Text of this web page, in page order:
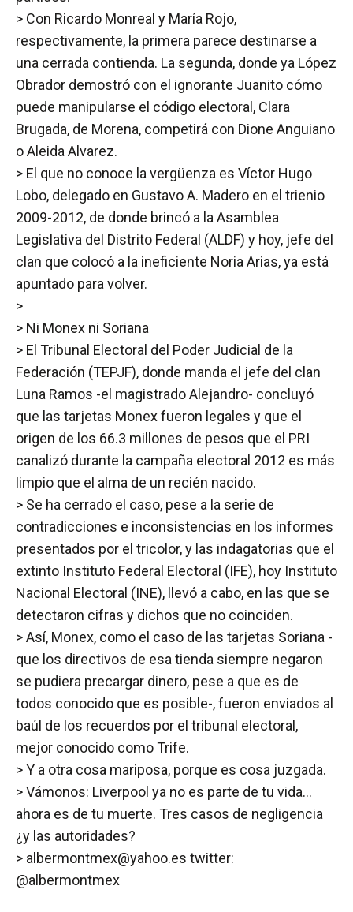
> Con Ricardo Monreal y María Rojo,
respectivamente, la primera parece destinarse a
una cerrada contienda. La segunda, donde ya López
Obrador demostró con el ignorante Juanito cómo
puede manipularse el código electoral, Clara
Brugada, de Morena, competirá con Dione Anguiano
o Aleida Alvarez.
> El que no conoce la vergüenza es Víctor Hugo
Lobo, delegado en Gustavo A. Madero en el trienio
2009-2012, de donde brincó a la Asamblea
Legislativa del Distrito Federal (ALDF) y hoy, jefe del
clan que colocó a la ineficiente Noria Arias, ya está
apuntado para volver.
>
> Ni Monex ni Soriana
> El Tribunal Electoral del Poder Judicial de la
Federación (TEPJF), donde manda el jefe del clan
Luna Ramos -el magistrado Alejandro- concluyó
que las tarjetas Monex fueron legales y que el
origen de los 66.3 millones de pesos que el PRI
canalizó durante la campaña electoral 2012 es más
limpio que el alma de un recién nacido.
> Se ha cerrado el caso, pese a la serie de
contradicciones e inconsistencias en los informes
presentados por el tricolor, y las indagatorias que el
extinto Instituto Federal Electoral (IFE), hoy Instituto
Nacional Electoral (INE), llevó a cabo, en las que se
detectaron cifras y dichos que no coinciden.
> Así, Monex, como el caso de las tarjetas Soriana -
que los directivos de esa tienda siempre negaron
se pudiera precargar dinero, pese a que es de
todos conocido que es posible-, fueron enviados al
baúl de los recuerdos por el tribunal electoral,
mejor conocido como Trife.
> Y a otra cosa mariposa, porque es cosa juzgada.
> Vámonos: Liverpool ya no es parte de tu vida…
ahora es de tu muerte. Tres casos de negligencia
¿y las autoridades?
> albermontmex@yahoo.es twitter:
@albermontmex